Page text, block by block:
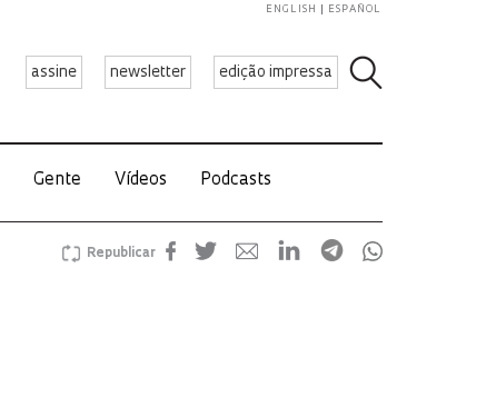
assine newsletter edição impressa
ENGLISH ESPAÑOL
Gente Vídeos Podcasts
Republicar